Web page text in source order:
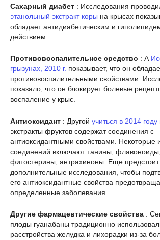
Сахарный диабет : Исследования
этанольный экстракт коры на крысах
обладает антидиабетическим и
действием.
Противовоспалительное средство : А
грызунах, 2010 г. показывает, что он
противовоспалительными свойствами.
показало, что он блокирует болевые
воспаление у крыс.
Антиоксидант : Другой учиться в 2014 году
экстракты фруктов содержат соединения с
антиоксидантными свойствами. Некоторые
соединений включают танины,
фитостерины, антрахиноны. Еще предстоит
дополнительные исследования, чтобы
его антиоксидантные свойства
определенные заболевания.
Другие фармацевтические свойства :
плоды гуанабаны традиционно
расстройства желудка и лихорадки из-за